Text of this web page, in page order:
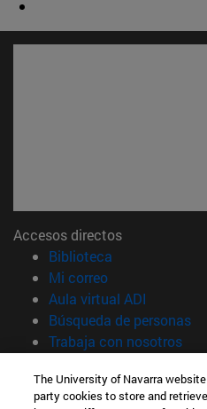
Accesos directos
Biblioteca
Mi correo(abre en nueva
Aula virtual ADI
Búsqueda de personas
Trabaja con nosotros
Información
TFNO +34 948 42 56 00
The University of Navarra
party cookies to store and